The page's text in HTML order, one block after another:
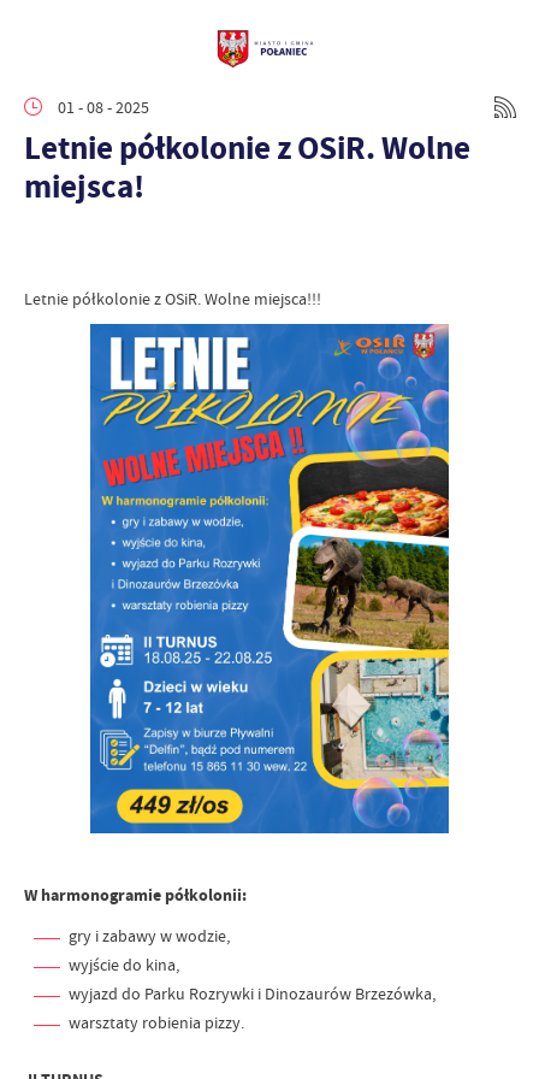
01 - 08 - 2025
Letnie półkolonie z OSiR. Wolne
miejsca!
Letnie półkolonie z OSiR. Wolne miejsca!!!
W harmonogramie półkolonii:
gry i zabawy w wodzie,
wyjście do kina,
wyjazd do Parku Rozrywki i Dinozaurów Brzezówka,
warsztaty robienia pizzy.